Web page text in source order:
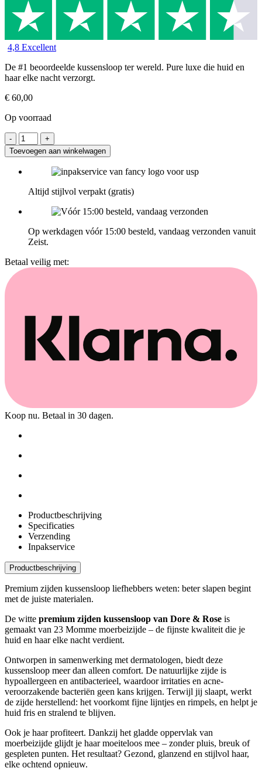
4,8 Excellent
De #1 beoordeelde kussensloop ter wereld. Pure luxe die huid en
haar elke nacht verzorgt.
€ 60,00
Op voorraad
Toevoegen aan winkelwagen
Altijd stijlvol verpakt (gratis)
Op werkdagen vóór 15:00 besteld, vandaag verzonden vanuit
Zeist.
Betaal veilig met:
Koop nu. Betaal in 30 dagen.
Productbeschrijving
Specificaties
Verzending
Inpakservice
Productbeschrijving
Premium zijden kussensloop liefhebbers weten: beter slapen begint
met de juiste materialen.
De witte premium zijden kussensloop van Dore & Rose is
gemaakt van 23 Momme moerbeizijde – de fijnste kwaliteit die je
huid en haar elke nacht verdient.
Ontworpen in samenwerking met dermatologen, biedt deze
kussensloop meer dan alleen comfort. De natuurlijke zijde is
hypoallergeen en antibacterieel, waardoor irritaties en acne-
veroorzakende bacteriën geen kans krijgen. Terwijl jij slaapt, werkt
de zijde herstellend: het voorkomt fijne lijntjes en rimpels, en helpt je
huid fris en stralend te blijven.
Ook je haar profiteert. Dankzij het gladde oppervlak van
moerbeizijde glijdt je haar moeiteloos mee – zonder pluis, breuk of
gespleten punten. Het resultaat? Gezond, glanzend en stijlvol haar,
elke ochtend opnieuw.